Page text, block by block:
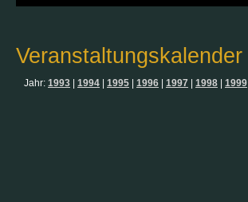
Veranstaltungskalender
Jahr: 1993 1994 1995 1996 1997 1998 1999